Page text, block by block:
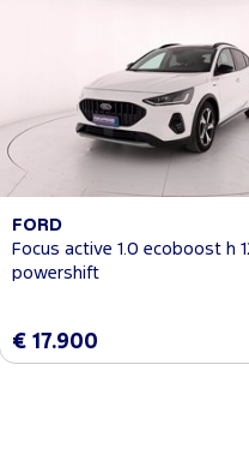
FORD
Focus active 1.0 ecoboost h
powershift
€ 17.900